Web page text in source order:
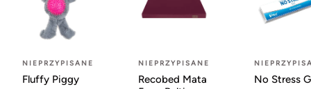
NIEPRZYPISANE
Fluffy Piggy
NIEPRZYPISANE
Recobed Mata
No Stress